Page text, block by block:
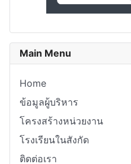
Main Menu
Home
ข้อมูลผู้บริหาร
โครงสร้างหน่วยงาน
โรงเรียนในสังกัด
ติดต่อเรา